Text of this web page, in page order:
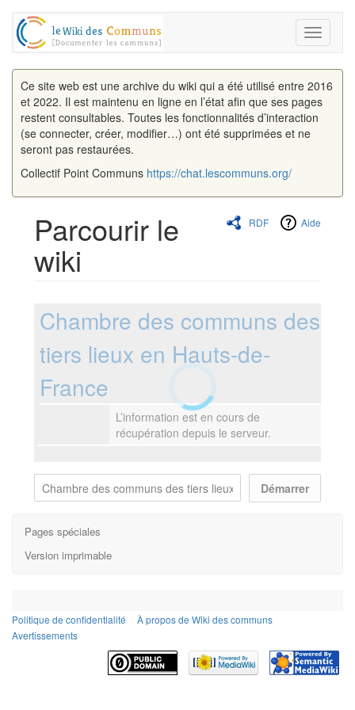
Toggle
Ce site web est une archive du wiki qui a été utilisé entre 2016
et 2022. Il est maintenu en ligne en l’état afin que ses pages
restent consultables. Toutes les fonctionnalités d’interaction
(se connecter, créer, modifier…) ont été supprimées et ne
seront pas restaurées.
Collectif Point Communs https://chat.lescommuns.org/
RDF Aide
Parcourir le
wiki
Chambre des communs des
tiers lieux en Hauts-de-
France
L’information est en cours de
récupération depuis le serveur.
Pages spéciales
Version imprimable
Politique de confidentialité
À propos de Wiki des communs
Avertissements